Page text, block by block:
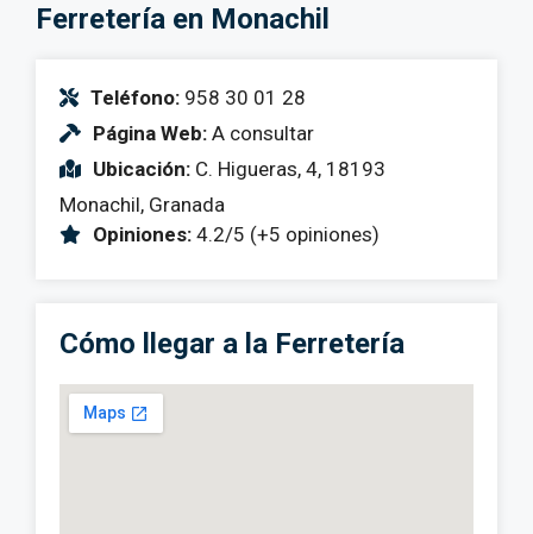
Ferretería en Monachil
Teléfono: 958 30 01 28
Página Web: A consultar
Ubicación: C. Higueras, 4, 18193
Monachil, Granada
Opiniones: 4.2/5 (+5 opiniones)
Cómo llegar a la Ferretería